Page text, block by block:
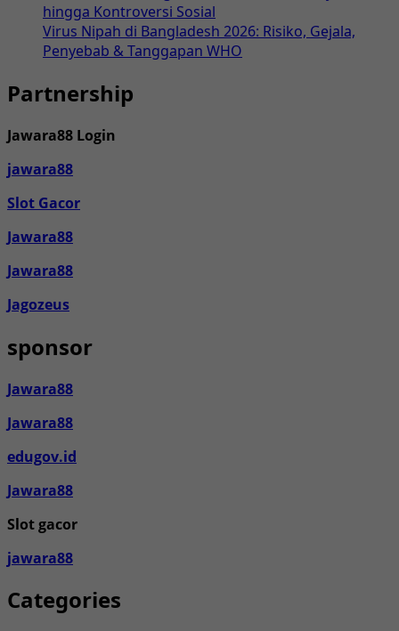
hingga Kontroversi Sosial
Virus Nipah di Bangladesh 2026: Risiko, Gejala,
Penyebab & Tanggapan WHO
Partnership
Jawara88 Login
jawara88
Slot Gacor
Jawara88
Jawara88
Jagozeus
sponsor
Jawara88
Jawara88
edugov.id
Jawara88
Slot gacor
jawara88
Categories